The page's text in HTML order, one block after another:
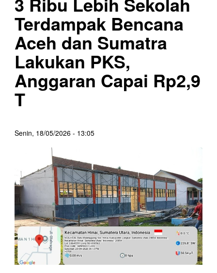
Terdampak Bencana
Aceh dan Sumatra
Lakukan PKS,
Anggaran Capai Rp2,9
T
Senin, 18/05/2026 - 13:05